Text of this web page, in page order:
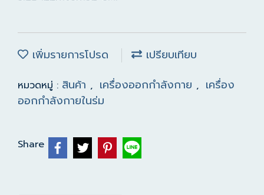
เพิ่มรายการโปรด เปรียบเทียบ
หมวดหมู่ : สินค้า , เครื่องออกกำลังกาย , เครื่อง
ออกกำลังกายในร่ม
Share